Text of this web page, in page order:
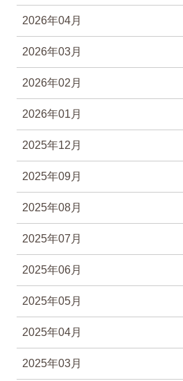
2026年04月
2026年03月
2026年02月
2026年01月
2025年12月
2025年09月
2025年08月
2025年07月
2025年06月
2025年05月
2025年04月
2025年03月